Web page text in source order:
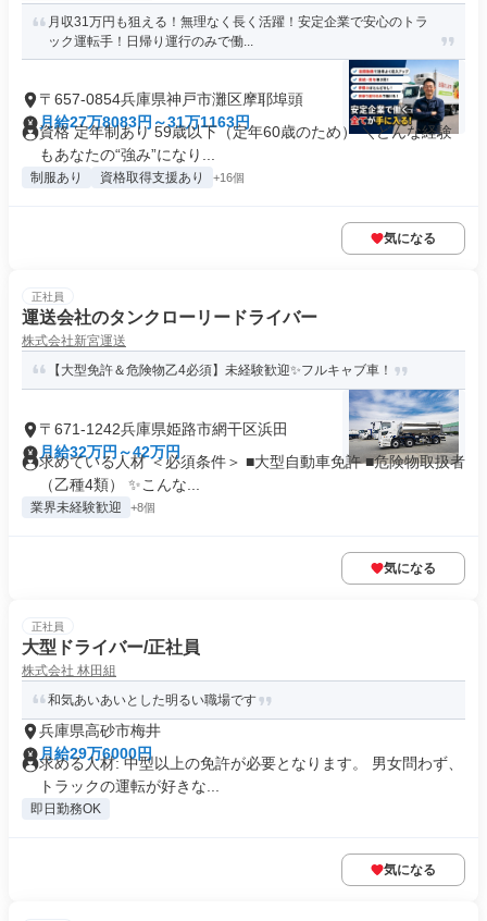
月収31万円も狙える！無理なく長く活躍！安定企業で安心のトラ
ック運転手！日帰り運行のみで働...
〒657-0854兵庫県神戸市灘区摩耶埠頭
月給27万8083円～31万1163円
資格 定年制あり 59歳以下（定年60歳のため） ＼どんな経験
もあなたの“強み”になり...
制服あり 資格取得支援あり +16個
気になる
正社員
運送会社のタンクローリードライバー
株式会社新宮運送
【大型免許＆危険物乙4必須】未経験歓迎✨フルキャブ車！
〒671-1242兵庫県姫路市網干区浜田
月給32万円～42万円
求めている人材 ＜必須条件＞ ■大型自動車免許 ■危険物取扱者
（乙種4類） ✨こんな...
業界未経験歓迎 +8個
気になる
正社員
大型ドライバー/正社員
株式会社 林田組
和気あいあいとした明るい職場です
兵庫県高砂市梅井
月給29万6000円
求める人材: 中型以上の免許が必要となります。 男女問わず、
トラックの運転が好きな...
即日勤務OK
気になる